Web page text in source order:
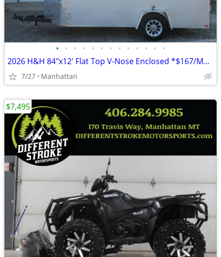
• • • • • • • • • • • • •
2026 H&H 84"x12' Flat Top V-Nose Enclosed *$167/Month OAC $0 Down*
7/27 Manhattan
$7,495